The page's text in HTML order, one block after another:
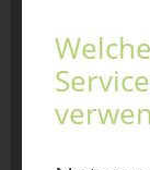
Jetzt